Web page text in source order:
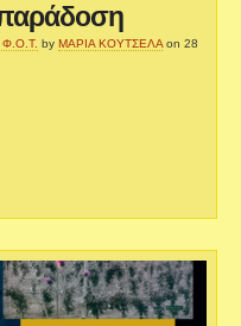
Φ.Ο.Τ. by ΜΑΡΙΑ ΚΟΥΤΣΕΛΑ on 28